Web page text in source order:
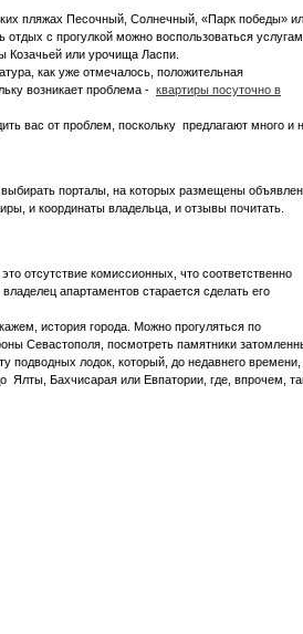
пляжах Песочный, Солнечный, «Парк победы»
с прогулкой можно воспользоваться
Козачьей или урочища Ласпи.
как уже отмечалось, положительная
возникает проблема - квартиры посуточно в
вас от проблем, поскольку предлагают много и
порталы, на которых размещены
и координаты владельца, и отзывы почитать.
отсутствие комиссионных, что соответственно
апартаментов старается сделать его
история города. Можно прогуляться по
Севастополя, посмотреть памятники
подводных лодок, который, до недавнего времени,
Ялты, Бахчисарая или Евпатории, где, впрочем,